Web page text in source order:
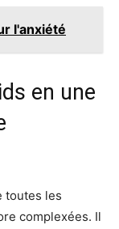
l'anxiété
en une
toutes les
complexées. Il